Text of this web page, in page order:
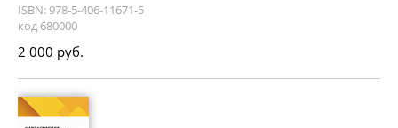
ISBN: 978-5-406-11671-5
код 680000
2 000 руб.